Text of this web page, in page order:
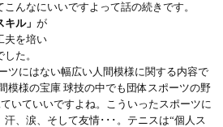
んなにいいですよって話の続きです。
キル」 が
夫を培い
た。
ツにはない幅広い人間模様に関する内容で
模様の宝庫 球技の中でも団体スポーツの野
いていいですよね。こういったスポーツに
、涙、そして友情･･･。 テニスは“個人ス